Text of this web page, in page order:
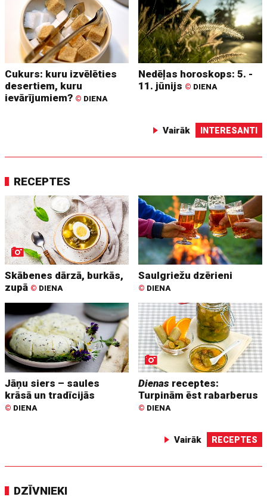
Cukurs: kuru izvēlēties
desertiem, kuru
ievārījumiem? © DIENA
Nedēļas horoskops: 5. -
11. jūnijs © DIENA
Vairāk INTERESANTI
RECEPTES
Skābenes dārzā, burkās,
zupā © DIENA
Saulgriežu dzērieni
© DIENA
Jāņu siers – saules
krāsā un tradīcijās
© DIENA
Dienas receptes:
Turpinām ēst rabarberus
© DIENA
Vairāk RECEPTES
DZĪVNIEKI